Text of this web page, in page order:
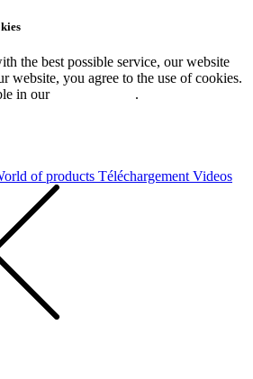
the best possible service, our website
website, you agree to the use of cookies.
in our
.
of products Téléchargement Videos